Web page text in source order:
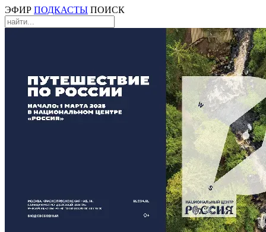
ЭФИР ПОДКАСТЫ ПОИСК